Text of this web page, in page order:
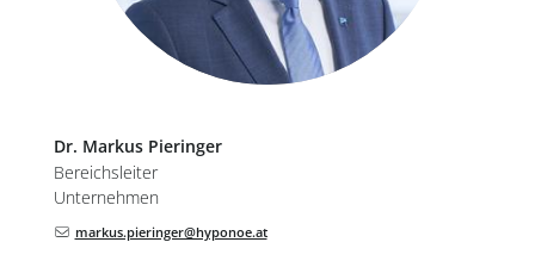
Dr. Markus Pieringer
Bereichsleiter
Unternehmen
markus.pieringer@hyponoe.at